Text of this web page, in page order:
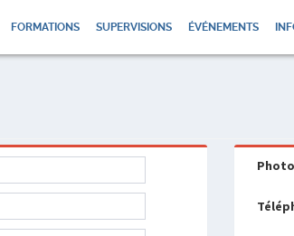
FORMATIONS SUPERVISIONS ÉVÉNEMENTS
Photo